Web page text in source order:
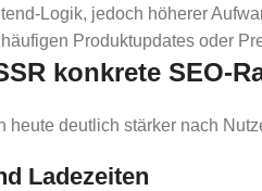
Logik, jedoch höherer
Produktupdates oder
konkrete SEO-
heute deutlich stärker nach
Ladezeiten